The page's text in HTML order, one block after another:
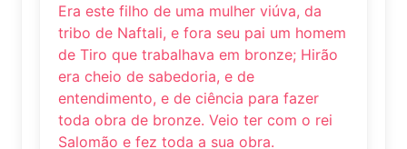
Era este filho de uma mulher viúva, da
tribo de Naftali, e fora seu pai um homem
de Tiro que trabalhava em bronze; Hirão
era cheio de sabedoria, e de
entendimento, e de ciência para fazer
toda obra de bronze. Veio ter com o rei
Salomão e fez toda a sua obra.